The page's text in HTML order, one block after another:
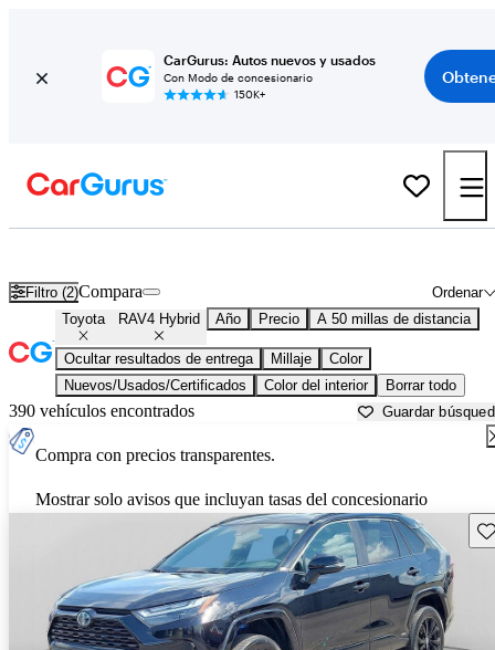
CarGurus: Autos nuevos y usados
Con Modo de concesionario
150K+
Filtro (2) Ordenar
Compara
Toyota RAV4 Hybrid Año Precio A 50 millas de distancia
Ocultar resultados de entrega Millaje
Color
Nuevos/Usados/Certificados
Color del interior Borrar todo
390 vehículos encontrados Guardar
Compra con precios transparentes.
Mostrar solo avisos que incluyan tasas del concesionario